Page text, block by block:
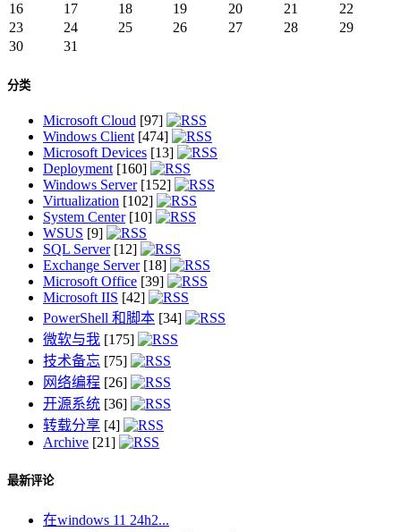
16
17 18 19 20 21
22
23
24 25 26 27 28
29
30
31
分类
Microsoft Cloud [97]
Windows Client[474]
Microsoft Devices [13]
Deployment[160]
Windows Server[152]
Virtualization [102]
System Center[10]
WSUS [9]
SQL Server[12]
Exchange Server[18]
Microsoft Office [39]
Microsoft IIS [42]
PowerShell 和脚本 [34]
微软与我 [175]
技术备忘 [75]
网络编程 [26]
开源系统 [36]
转载分享 [4]
Archive [21]
最新评论
在windows 11 24h2...